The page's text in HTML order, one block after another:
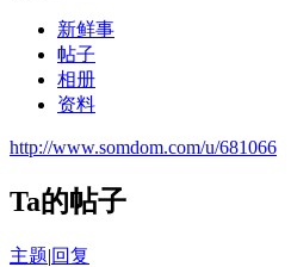
新鲜事
帖子
相册
资料
http://www.somdom.com/u/681066
Ta的帖子
主题|回复